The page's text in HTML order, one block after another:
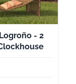
- 2